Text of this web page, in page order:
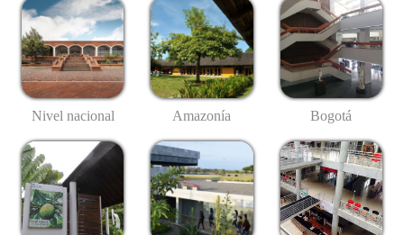
Nivel nacional Amazonía Bogotá